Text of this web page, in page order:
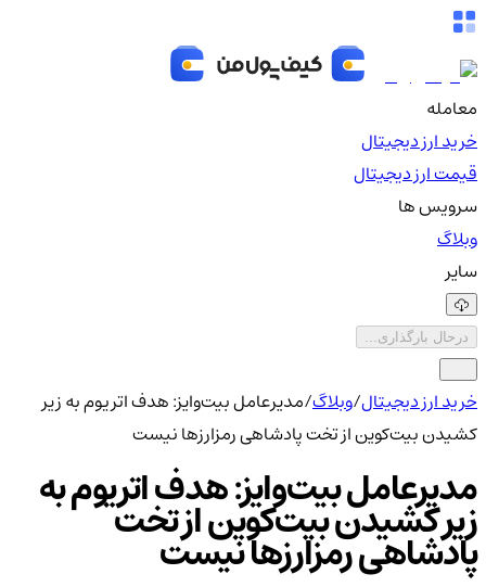
معامله
خرید ارز دیجیتال
قیمت ارز دیجیتال
سرویس ها
وبلاگ
سایر
درحال بارگذاری...
خرید ارز دیجیتال/وبلاگ/مدیرعامل بیت‌وایز: هدف اتریوم به زیر
کشیدن بیت‌کوین از تخت پادشاهی رمزارزها نیست
مدیرعامل بیت‌وایز: هدف اتریوم به
زیر کشیدن بیت‌کوین از تخت
پادشاهی رمزارزها نیست